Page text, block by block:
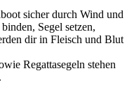
sicher durch Wind und
Segel setzen,
dir in Fleisch und Blut
Regattasegeln stehen